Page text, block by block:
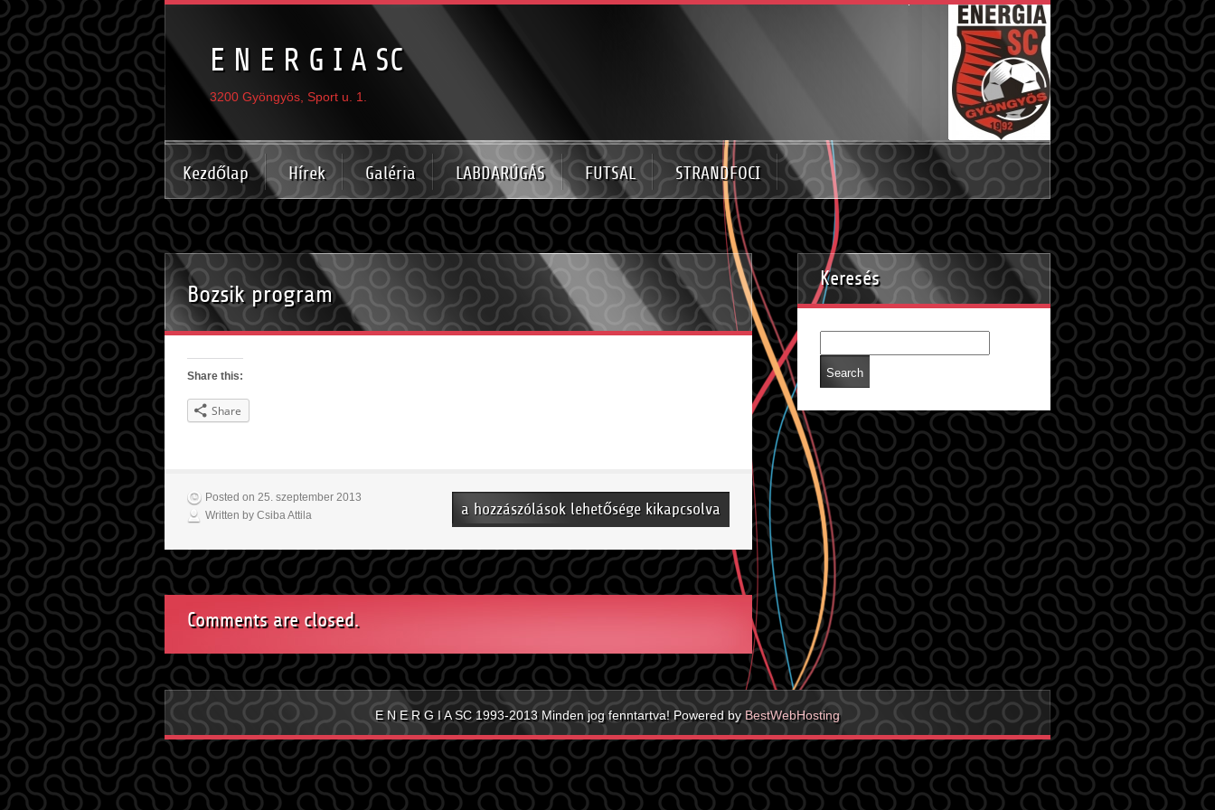
E N E R G I A SC
3200 Gyöngyös, Sport u. 1.
Kezdőlap Hírek Galéria LABDARÚGÁS FUTSAL STRANDFOCI
Bozsik program
Share this:
Share
Posted on 25. szeptember 2013
Written by Csiba Attila
Bozsik
program
bejegyzéshez
a hozzászólások lehetősége kikapcsolva
Comments are closed.
Keresés
E N E R G I A SC 1993-2013 Minden jog fenntartva! Powered by BestWebHosting